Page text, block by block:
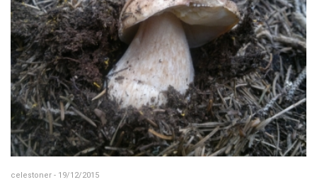
celestoner - 19/12/2015